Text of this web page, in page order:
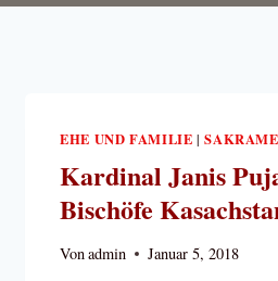
EHE UND FAMILIE |
Kardinal Janis
Bischöfe
Vonadmin Januar 5, 2018